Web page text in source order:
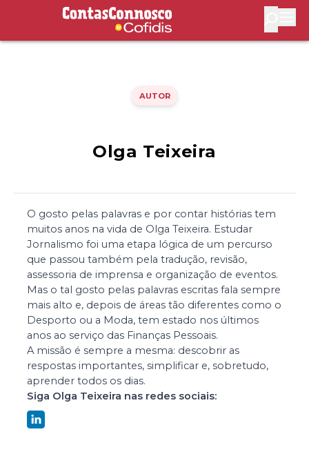
Contas Connosco by Cofidis
AUTOR
Olga Teixeira
O gosto pelas palavras e por contar histórias tem
muitos anos na vida de Olga Teixeira. Estudar
Jornalismo foi uma etapa lógica de um percurso
que passou também pela tradução, revisão,
assessoria de imprensa e organização de eventos.
Mas o tal gosto pelas palavras escritas fala sempre
mais alto e, depois de áreas tão diferentes como o
Desporto ou a Moda, tem estado nos últimos
anos ao serviço das Finanças Pessoais.
A missão é sempre a mesma: descobrir as
respostas importantes, simplificar e, sobretudo,
aprender todos os dias.
Siga Olga Teixeira nas redes sociais: